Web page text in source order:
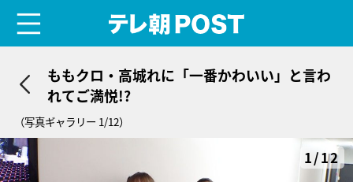
ももクロ・高城れに「一番かわいい」と言わ
れてご満悦!?
（写真ギャラリー 1/12）
1/12